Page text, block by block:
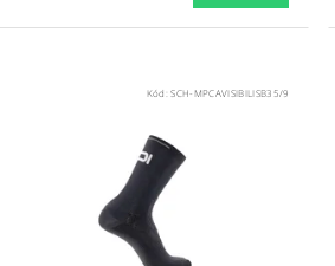
Kód:SCH-MPCAVISIBILISB35/9